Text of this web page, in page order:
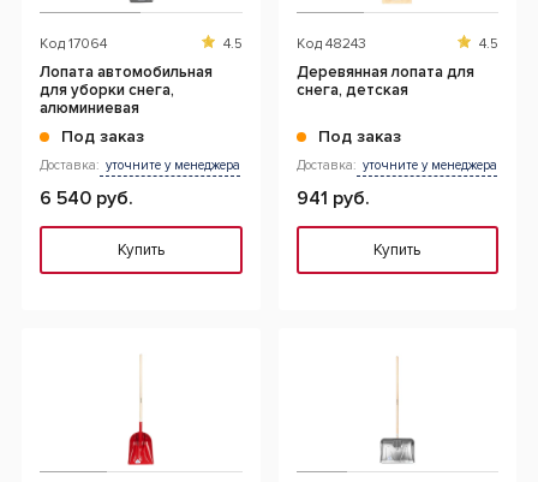
Код 17064 4.5
Лопата автомобильная
для уборки снега,
алюминиевая
Под заказ
Доставка: уточните у менеджера
6 540 руб.
Купить
Код 48243 4.5
Деревянная лопата для
снега, детская
Под заказ
Доставка: уточните у менеджера
941 руб.
Купить